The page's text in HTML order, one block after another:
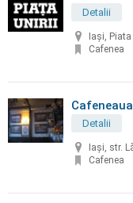
Detalii
Iași,
Cafenea
Detalii
Iaşi, str.
Cafenea